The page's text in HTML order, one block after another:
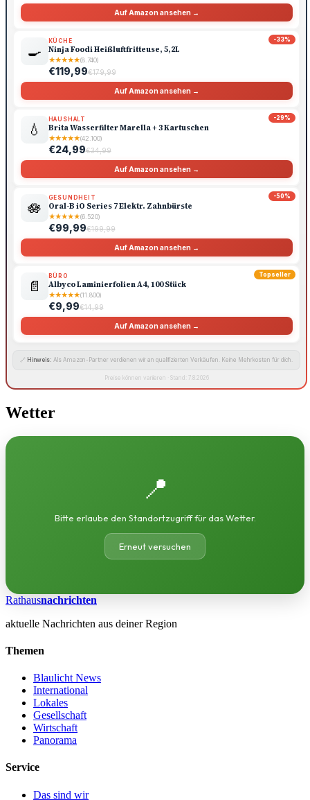
Auf Amazon ansehen →
-33%
🍳
KÜCHE
Ninja Foodi Heißluftfritteuse, 5,2L
★★★★★(8.740)
€119,99€179,99
Auf Amazon ansehen →
-29%
💧
HAUSHALT
Brita Wasserfilter Marella + 3 Kartuschen
★★★★★(42.100)
€24,99€34,99
Auf Amazon ansehen →
-50%
🪷
GESUNDHEIT
Oral-B iO Series 7 Elektr. Zahnbürste
★★★★★(6.520)
€99,99€199,99
Auf Amazon ansehen →
Topseller
📄
BÜRO
Albyco Laminierfolien A4, 100 Stück
★★★★★(11.800)
€9,99€14,99
Auf Amazon ansehen →
🔗 Hinweis: Als Amazon-Partner verdienen wir an qualifizierten Verkäufen. Keine Mehrkosten für dich.
Preise können variieren · Stand: 7.8.2026
Wetter
📍
Bitte erlaube den Standortzugriff für das Wetter.
Erneut versuchen
Rathausnachrichten
aktuelle Nachrichten aus deiner Region
Themen
Blaulicht News
International
Lokales
Gesellschaft
Wirtschaft
Panorama
Service
Das sind wir